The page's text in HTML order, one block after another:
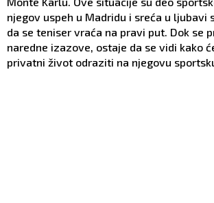
njegov uspeh u Madridu i sreća u ljubavi
da se teniser vraća na pravi put. Dok se
naredne izazove, ostaje da se vidi kako
privatni život odraziti na njegovu